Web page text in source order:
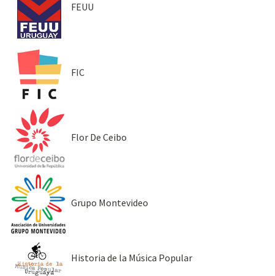
FEUU
FIC
Flor De Ceibo
Grupo Montevideo
Historia de la Música Popular